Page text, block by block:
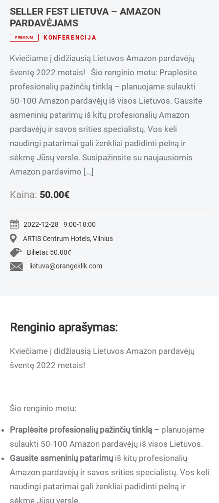
SELLER FEST LIETUVA – AMAZON
PARDAVĖJAMS
PREMIUM KONFERENCIJA
Kviečiame į didžiausią Lietuvos Amazon pardavėjų
šventę 2022 metais! Šio renginio metu: Praplėsite
profesionalių pažinčių tinklą – planuojame sulaukti
50-100 Amazon pardavėjų iš visos Lietuvos. Gausite
asmeninių patarimų iš kitų profesionalių Amazon
pardavėjų ir savos srities specialistų. Vos keli
naudingi patarimai gali ženkliai padidinti pelną ir
sėkmę Jūsų versle. Susipažinsite su naujausiomis
Amazon pardavimo […]
Kaina: 50.00€
2022-12-28
9:00-18:00
ARTIS Centrum Hotels, Vilnius
Bilietai: 50.00€
lietuva@orangeklik.com
Renginio aprašymas:
Kviečiame į didžiausią Lietuvos Amazon pardavėjų
šventę 2022 metais!
Šio renginio metu:
Praplėsite profesionalių pažinčių tinklą – planuojame
sulaukti 50-100 Amazon pardavėjų iš visos Lietuvos.
Gausite asmeninių patarimų iš kitų profesionalių
Amazon pardavėjų ir savos srities specialistų. Vos keli
naudingi patarimai gali ženkliai padidinti pelną ir
sėkmę Jūsų versle.